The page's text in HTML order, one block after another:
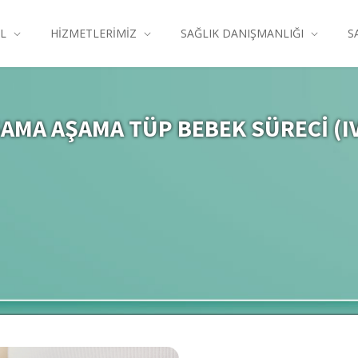
HİZMETLERİMİZ SAĞLIK DANIŞMANLIĞI
AŞAMA TÜP BEBEK SÜRECİ